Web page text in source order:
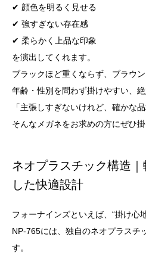
✔ 顔色を明るく見せる
✔ 強すぎない存在感
✔ 柔らかく上品な印象
を演出してくれます。
ブラックほど重くならず、ブラウ
年齢・性別を問わず掛けやすい、
「主張しすぎないけれど、確かな品
そんなメガネをお求めの方にぜひ
ネオプラスチック構造
した快適設計
フォーナインズといえば、“掛け心地
NP-765には、独自のネオプラスチ
す。